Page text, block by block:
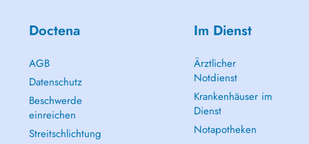
Doctena
AGB
Datenschutz
Beschwerde
einreichen
Streitschlichtung
Im Dienst
Ärztlicher
Notdienst
Krankenhäuser im
Dienst
Notapotheken